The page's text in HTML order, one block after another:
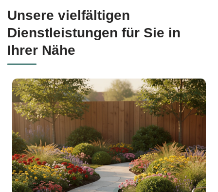
Unsere vielfältigen
Dienstleistungen für Sie in
Ihrer Nähe